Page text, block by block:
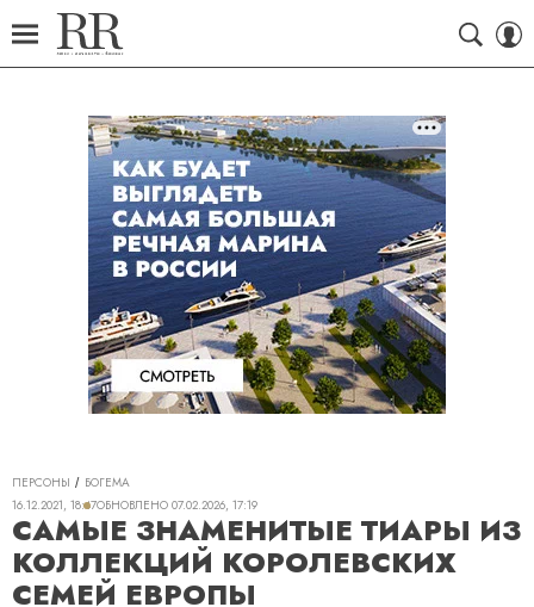
ПЕРСОНЫ
БОГЕМА
16.12.2021, 18:47ОБНОВЛЕНО 07.02.2026, 17:19
САМЫЕ ЗНАМЕНИТЫЕ ТИАРЫ ИЗ
КОЛЛЕКЦИЙ КОРОЛЕВСКИХ
СЕМЕЙ ЕВРОПЫ